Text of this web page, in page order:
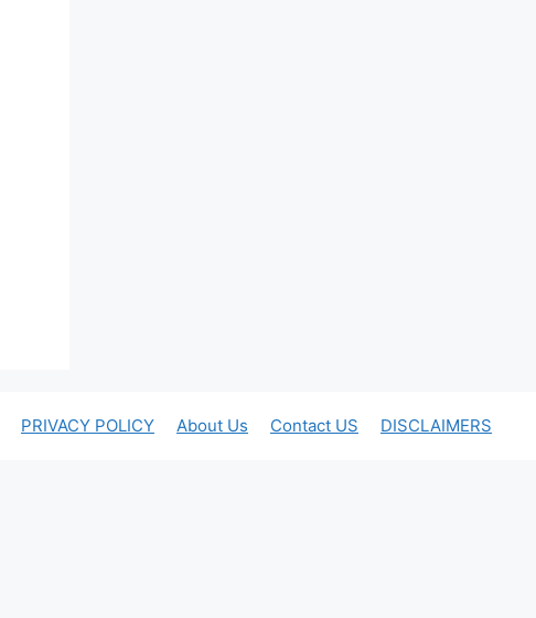
PRIVACY POLICY About Us Contact US DISCLAIMERS